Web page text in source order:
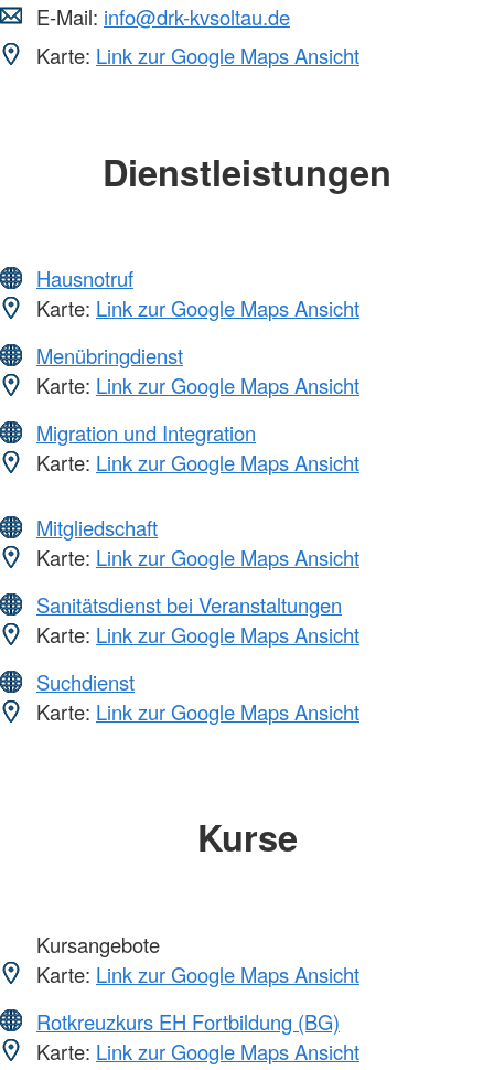
E-Mail: info@drk-kvsoltau.de
Karte: Link zur Google Maps Ansicht
Dienstleistungen
Hausnotruf
Karte: Link zur Google Maps Ansicht
Menübringdienst
Karte: Link zur Google Maps Ansicht
Migration und Integration
Karte: Link zur Google Maps Ansicht
Mitgliedschaft
Karte: Link zur Google Maps Ansicht
Sanitätsdienst bei Veranstaltungen
Karte: Link zur Google Maps Ansicht
Suchdienst
Karte: Link zur Google Maps Ansicht
Kurse
Kursangebote
Karte: Link zur Google Maps Ansicht
Rotkreuzkurs EH Fortbildung (BG)
Karte: Link zur Google Maps Ansicht